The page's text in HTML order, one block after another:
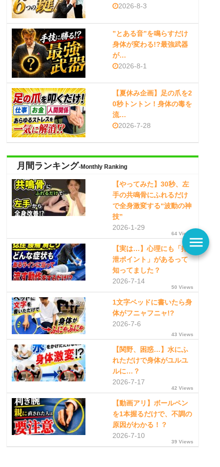
2026-8-3
”とある音”を鳴らすだけ
身体が変わる!?最強武器
が…
2026-8-1
【夏休み企画】足の爪を2
0秒トントン！身体の毒を
流…
2026-7-28
月間ランキング-Monthly Ranking
【やってみた】30秒、左
手の共鳴骨にふれるだけ
で全身激変する“波動の神
技”
2026-1-29
64 Views
【実は…】心理にも「排
泄ポイント」があるって
知ってました？
2026-7-14
50 Views
1文字ベッドに書いたら身
体がフニャフニャ!?
2026-7-6
43 Views
【関野、困惑…】水にふ
れただけで身体がユルユ
ルに…？
2026-7-17
42 Views
【動画アリ】ボールペン
を1本握るだけで、不調の
原因がわかる！？
2026-7-10
39 Views
menu